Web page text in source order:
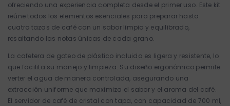
ofreciendo una experiencia completa desde el primer uso. Este kit
reúne todos los elementos esenciales para preparar hasta
cuatro tazas de café con un sabor limpio y equilibrado,
resaltando las notas únicas de cada grano.
La cafetera de goteo de plástico incluida es ligera y resistente, lo
que facilita su manejo y limpieza. Su diseño ergonómico permite
verter el agua de manera controlada, asegurando una
extracción uniforme que maximiza el sabor y el aroma del café.
El servidor de café de cristal con tapa, con capacidad de 700 ml,